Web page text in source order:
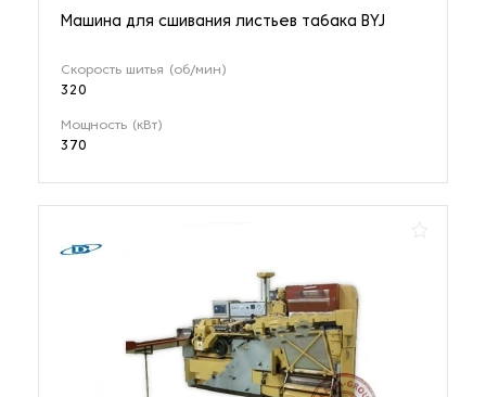
Машина для сшивания листьев табака BYJ
Скорость шитья (об/мин)
320
Мощность (кВт)
370